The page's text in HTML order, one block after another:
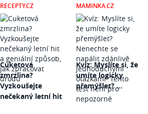
RECEPTY.CZ
Cuketová
zmrzlina?
Vyzkoušejte
nečekaný letní hit
MAMINKA.CZ
Kvíz: Myslíte si, že
umíte logicky
přemýšlet? ...